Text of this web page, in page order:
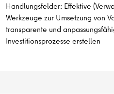
Handlungsfelder: Effektive
Werkzeuge zur Umsetzung von
transparente und
Investitionsprozesse erstellen